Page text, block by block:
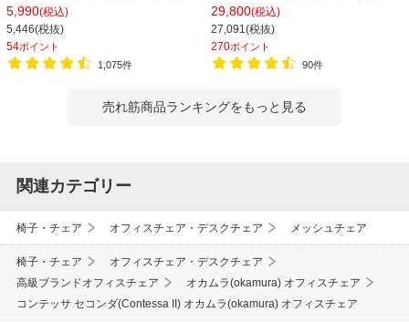
バーサポート オフィスチェア デスク
チェア 会議椅子 幅580×奥行580×高
さ835-930mm
5,990(税込)
5,446(税抜)
54ポイント
1,075件
ー付き 座面クッション 幅570×奥行
565×高さ805mm 会議室 収納 法人
大人数 重ねる 会議用椅子 会議用チェ
ア
29,800(税込)
27,091(税抜)
270ポイント
90件
売れ筋商品ランキングをもっと見る
関連カテゴリー
椅子・チェア オフィスチェア・デスクチェア メッシュチェア
椅子・チェア
オフィスチェア・デスクチェア
高級ブランドオフィスチェア
オカムラ(okamura) オフィスチェア
コンテッサ セコンダ(Contessa II) オカムラ(okamura) オフィスチェア